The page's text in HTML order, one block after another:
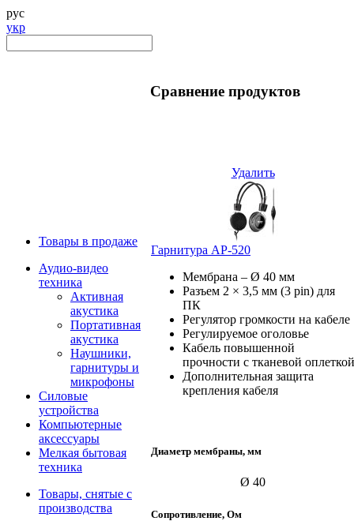
рус
укр
Товары в продаже
Аудио-видео
техника
Активная
акустика
Портативная
акустика
Наушники,
гарнитуры и
микрофоны
Силовые
устройства
Компьютерные
аксессуары
Мелкая бытовая
техника
Товары, снятые с
производства
Сравнение продуктов
Удалить
Гарнитура AP-520
Мембрана – Ø 40 мм
Разъем 2 × 3,5 мм (3 pin) для
ПК
Регулятор громкости на кабеле
Регулируемое оголовье
Кабель повышенной
прочности с тканевой оплеткой
Дополнительная защита
крепления кабеля
Диаметр мембраны, мм
Ø 40
Сопротивление, Ом